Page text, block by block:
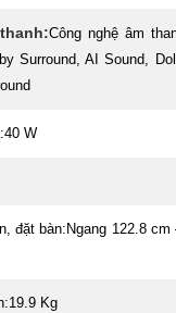
Công nghệ âm
Surround, AI Sound,
40 W
đặt bàn: Ngang 122.8
19.9 Kg